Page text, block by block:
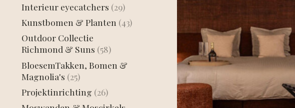
Interieur eyecatchers (29)
Kunstbomen & Planten (43)
Outdoor Collectie
Richmond & Suns (58)
BloesemTakken, Bomen &
Magnolia's (25)
Projektinrichting (26)